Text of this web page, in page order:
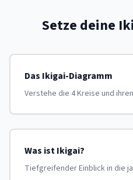
Setze deine
Das Ikigai-Diagramm
Verstehe die 4 Kreise und
Was ist Ikigai?
Tiefgreifender Einblick in die